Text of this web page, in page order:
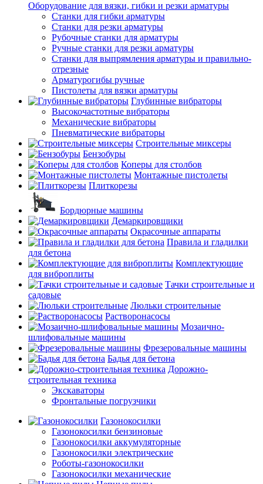
Оборудование для вязки, гибки и резки арматуры
Станки для гибки арматуры
Станки для резки арматуры
Рубочные станки для арматуры
Ручные станки для резки арматуры
Станки для выпрямления арматуры и правильно-
отрезные
Арматурогибы ручные
Пистолеты для вязки арматуры
Глубинные вибраторы
Высокочастотные вибраторы
Механические вибраторы
Пневматические вибраторы
Строительные миксеры
Бензобуры
Коперы для столбов
Монтажные пистолеты
Плиткорезы
Бордюрные машины
Демаркировщики
Окрасочные аппараты
Правила и гладилки
для бетона
Комплектующие
для виброплиты
Тачки строительные и
садовые
Люльки строительные
Растворонасосы
Мозаично-
шлифовальные машины
Фрезеровальные машины
Бадья для бетона
Дорожно-
строительная техника
Экскаваторы
Фронтальные погрузчики
Газонокосилки
Газонокосилки бензиновые
Газонокосилки аккумуляторные
Газонокосилки электрические
Роботы-газонокосилки
Газонокосилки механические